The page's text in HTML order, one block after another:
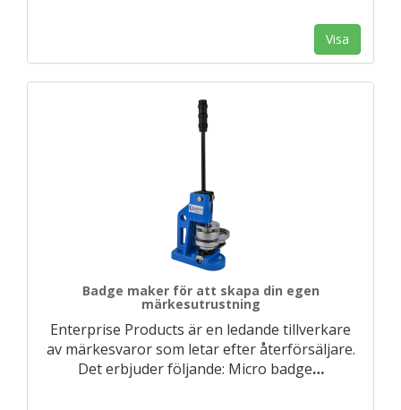
Visa
Badge maker för att skapa din egen
märkesutrustning
Enterprise Products är en ledande tillverkare
av märkesvaror som letar efter återförsäljare.
Det erbjuder följande: Micro badge…